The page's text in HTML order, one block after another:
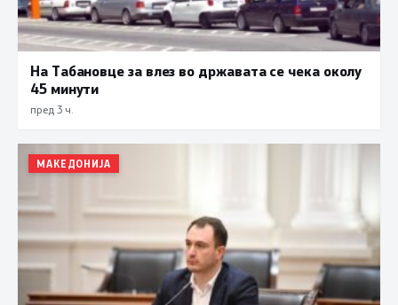
На Табановце за влез во државата се чека околу
45 минути
пред 3 ч.
МАКЕДОНИЈА